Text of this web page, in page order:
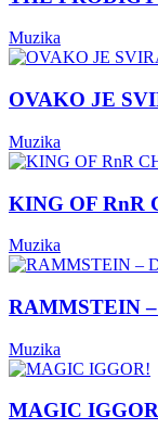
Muzika
OVAKO JE
Muzika
KING OF RnR
Muzika
RAMMSTEIN
Muzika
MAGIC